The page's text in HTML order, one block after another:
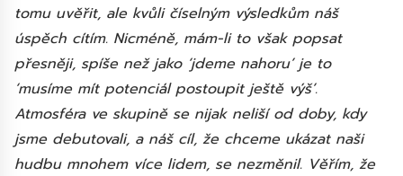
tomu uvěřit, ale kvůli číselným výsledkům náš
úspěch cítím. Nicméně, mám-li to však popsat
přesněji, spíše než jako ‘jdeme nahoru’ je to
‘musíme mít potenciál postoupit ještě výš’.
Atmosféra ve skupině se nijak neliší od doby, kdy
jsme debutovali, a náš cíl, že chceme ukázat naši
hudbu mnohem více lidem, se nezměnil. Věřím, že